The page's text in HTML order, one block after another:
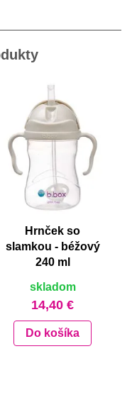
Hrnček so
slamkou - béžový
240 ml
skladom
14,40 €
Do košíka